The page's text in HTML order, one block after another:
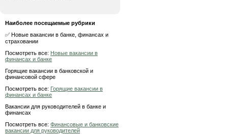
Наиболее посещаемые рубрики
✅ Новые вакансии в банке, финансах и
страховании
Посмотреть все: Новые вакансии в
финансах и банке
Горящие вакансии в банковской и
финансовой сфере
Посмотреть все: Горящие вакансии в
финансах и банке
Вакансии для руководителей в банке и
финансах
Посмотреть все: Финансовые и банковские
вакансии для руководителей